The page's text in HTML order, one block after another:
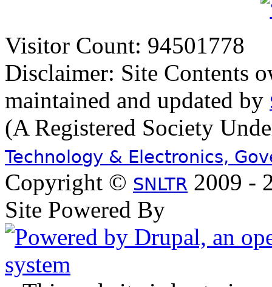
Visitor Count: 94501778
Disclaimer: Site Contents
maintained and updated by
(A Registered Society
Technology & Electronics,
Copyright © SNLTR 2009 -
Site Powered By